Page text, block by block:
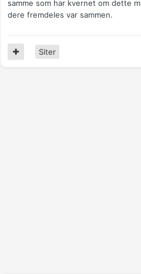
samme som har kvernet om dette
dere fremdeles var sammen.
Siter